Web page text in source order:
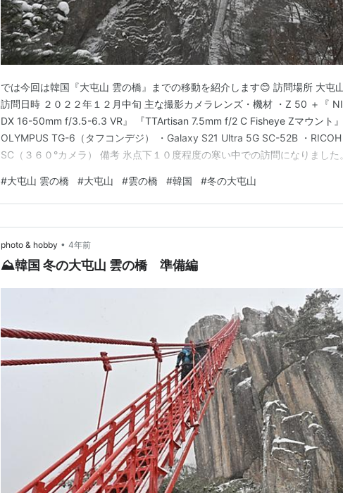
では今回は韓国『大屯山 雲の橋』までの移動を紹介します😊 訪問場所 大屯
訪問日時 ２０２２年１２月中旬 主な撮影カメラレンズ・機材 ・Z 50 ＋『
DX 16-50mm f/3.5-6.3 VR』 『TTArtisan 7.5mm f/2 C Fisheye Zマウント』
OLYMPUS TG-6（タフコンデジ） ・Galaxy S21 Ultra 5G SC-52B ・RICOH
SC（３６０°カメラ） 備考 氷点下１０度程度の寒い中での訪問になりました
ゼン』…
#大屯山 雲の橋 #大屯山 #雲の橋 #韓国 #冬の大屯山
photo & hobby • 4年前
⛰️韓国 冬の大屯山 雲の橋 準備編